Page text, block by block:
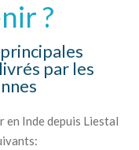
?
par les
en Inde depuis Liestal